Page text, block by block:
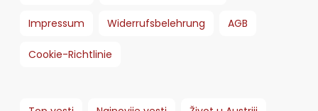
Impressum Widerrufsbelehrung AGB
Cookie-Richtlinie